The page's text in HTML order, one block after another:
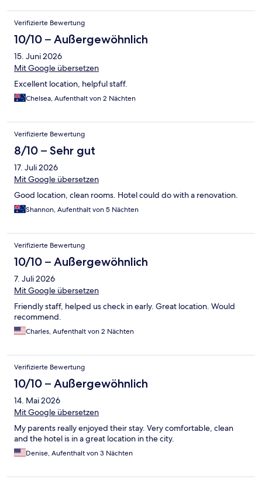
mir ein Apartment gebucht. Auf dem Nachttisch sammelten sich
die Staubflocken. Die Duschwanne wurde in 10 Nächten nicht
einmal gewischt. Es gibt niemanden, der sich um das Gepäck
kümmert. Man kann das Gepäck bei der Rezeption lassen, da
steht es aber für jeden zugänglich. Unser Zimmer war nicht im
15:00 Uhr fertig. Das Personal an der Rezeption war höflich,
nicht begrüßt. Das angepriesene Café hatte nicht einmal
geöffnet. Nie wieder!
Verifizierte Bewertung
10/10 – Außergewöhnlich
15. Juni 2026
Mit Google übersetzen
Excellent location, helpful staff.
Chelsea, Aufenthalt von 2 Nächten
Verifizierte Bewertung
8/10 – Sehr gut
17. Juli 2026
Mit Google übersetzen
Good location, clean rooms. Hotel could do with a renovation.
Shannon, Aufenthalt von 5 Nächten
Verifizierte Bewertung
10/10 – Außergewöhnlich
7. Juli 2026
Mit Google übersetzen
Friendly staff, helped us check in early. Great location. Would
recommend.
Charles, Aufenthalt von 2 Nächten
Verifizierte Bewertung
10/10 – Außergewöhnlich
14. Mai 2026
Mit Google übersetzen
My parents really enjoyed their stay. Very comfortable, clean
and the hotel is in a great location in the city.
Denise, Aufenthalt von 3 Nächten